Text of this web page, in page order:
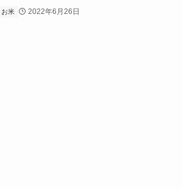
お米 2022年6月26日